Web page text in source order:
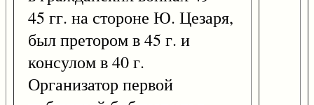
45 гг. на стороне Ю. Цезаря,
был претором в 45 г. и
консулом в 40 г.
Организатор первой